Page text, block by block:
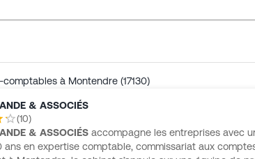
à Montendre (17130)
& ASSOCIÉS
(10)
& ASSOCIÉS accompagne les entreprises avec
ans en expertise comptable, commissariat aux